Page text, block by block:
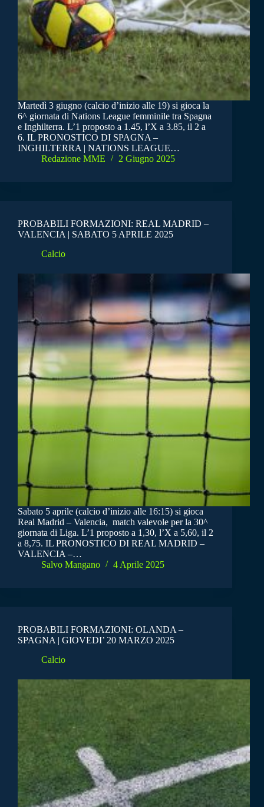
Martedì 3 giugno (calcio d’inizio alle 19) si gioca la
6^ giornata di Nations League femminile tra Spagna
e Inghilterra. L’1 proposto a 1.45, l’X a 3.85, il 2 a
6. IL PRONOSTICO DI SPAGNA –
INGHILTERRA | NATIONS LEAGUE…
Redazione MME
2 Giugno 2025
PROBABILI FORMAZIONI: REAL MADRID –
VALENCIA | SABATO 5 APRILE 2025
Calcio
Sabato 5 aprile (calcio d’inizio alle 16:15) si gioca
Real Madrid – Valencia, match valevole per la 30^
giornata di Liga. L’1 proposto a 1,30, l’X a 5,60, il 2
a 8,75. IL PRONOSTICO DI REAL MADRID –
VALENCIA –…
Salvo Mangano
4 Aprile 2025
PROBABILI FORMAZIONI: OLANDA –
SPAGNA | GIOVEDI’ 20 MARZO 2025
Calcio